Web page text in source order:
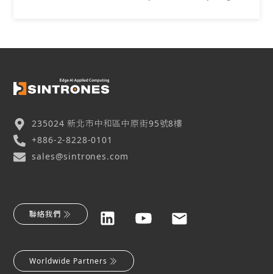
235024 新北市中和區中原街95號8樓
+886-2-8228-0101
sales@sintrones.com
聯絡我們
Worldwide Partners